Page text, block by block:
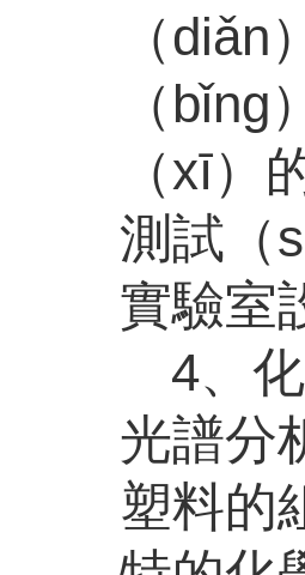
（
（
（xī）
測試（
實驗室
4、
光譜分
塑料的